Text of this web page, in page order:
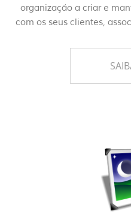
organização a criar e
com os seus clientes,